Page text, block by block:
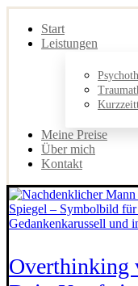
Start
Leistungen
Meine Preise
Über mich
Kontakt
Overthinking